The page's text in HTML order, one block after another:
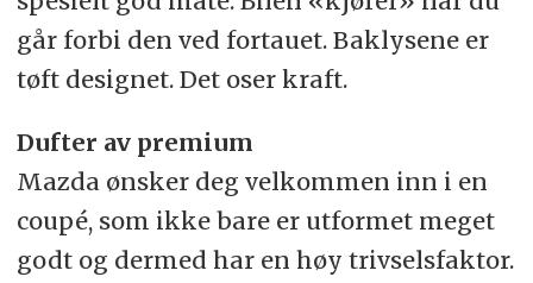
går forbi den ved fortauet. Baklysene er
tøft designet. Det oser kraft.
Dufter av premium
Mazda ønsker deg velkommen inn i en
coupé, som ikke bare er utformet meget
godt og dermed har en høy trivselsfaktor.